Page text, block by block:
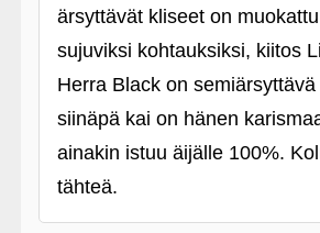
ärsyttävät kliseet on
sujuviksi kohtauksiksi, kiitos
Herra Black on
siinäpä kai on hänen
ainakin istuu äijälle 100%.
tähteä.